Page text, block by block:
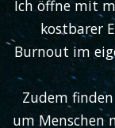
Ich öffne mit
kostbarer
Burnout im
Zudem
um Menschen